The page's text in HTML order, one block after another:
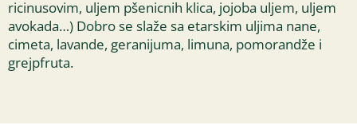
ricinusovim, uljem pšenicnih klica, jojoba uljem, uljem
avokada…) Dobro se slaže sa etarskim uljima nane,
cimeta, lavande, geranijuma, limuna, pomorandže i
grejpfruta.